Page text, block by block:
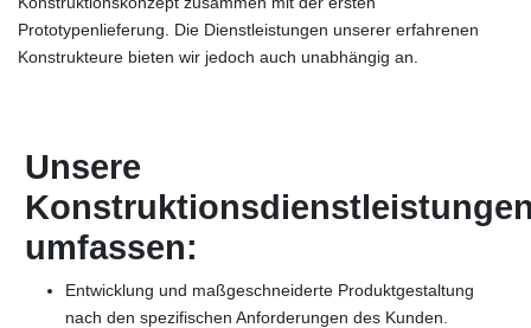
Prototypenlieferung. Die Dienstleistungen unserer erfahrenen
Konstrukteure bieten wir jedoch auch unabhängig an.
Unsere
umfassen:
Entwicklung und maßgeschneiderte Produktgestaltung
nach den spezifischen Anforderungen des Kunden.